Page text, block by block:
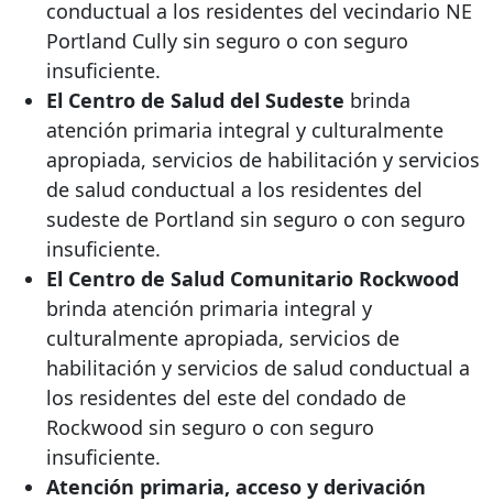
conductual a los residentes del vecindario NE
Portland Cully sin seguro o con seguro
insuficiente.
El Centro de Salud del Sudeste brinda
atención primaria integral y culturalmente
apropiada, servicios de habilitación y servicios
de salud conductual a los residentes del
sudeste de Portland sin seguro o con seguro
insuficiente.
El Centro de Salud Comunitario Rockwood
brinda atención primaria integral y
culturalmente apropiada, servicios de
habilitación y servicios de salud conductual a
los residentes del este del condado de
Rockwood sin seguro o con seguro
insuficiente.
Atención primaria, acceso y derivación